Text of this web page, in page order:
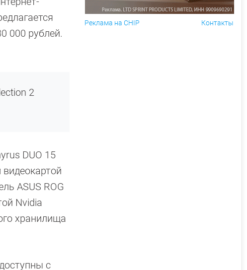
000 рублей.
2
DUO 15
ASUS ROG
Nvidia
хранилища
с
Реклама на CHIP Контакты